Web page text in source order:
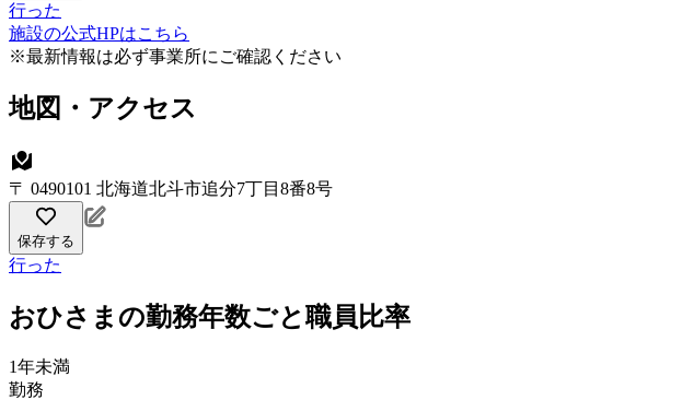
行った
施設の公式HPはこちら
※最新情報は必ず事業所にご確認ください
地図・アクセス
〒 0490101 北海道北斗市追分7丁目8番8号
保存する
行った
おひさまの勤務年数ごと職員比率
1年未満
勤務